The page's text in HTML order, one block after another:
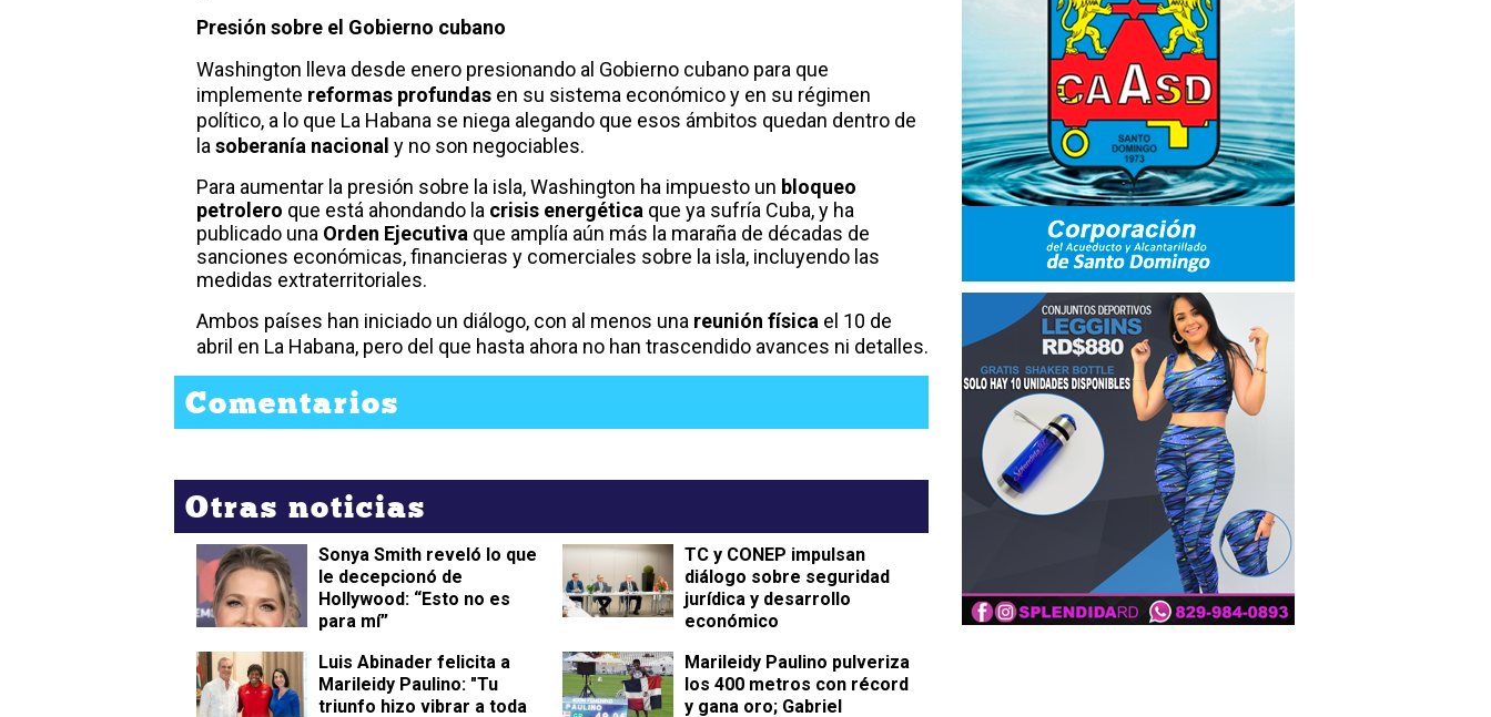
Presión sobre el Gobierno cubano
Washington lleva desde enero presionando al Gobierno cubano para que
implemente reformas profundas en su sistema económico y en su régimen
político, a lo que La Habana se niega alegando que esos ámbitos quedan dentro de
la soberanía nacional y no son negociables.
Para aumentar la presión sobre la isla, Washington ha impuesto un bloqueo
petrolero que está ahondando la crisis energética que ya sufría Cuba, y ha
publicado una Orden Ejecutiva que amplía aún más la maraña de décadas de
sanciones económicas, financieras y comerciales sobre la isla, incluyendo las
medidas extraterritoriales.
Ambos países han iniciado un diálogo, con al menos una reunión física el 10 de
abril en La Habana, pero del que hasta ahora no han trascendido avances ni detalles.
Comentarios
Otras noticias
Sonya Smith reveló lo que
le decepcionó de
Hollywood: “Esto no es
para mí”
TC y CONEP impulsan
diálogo sobre seguridad
jurídica y desarrollo
económico
Luis Abinader felicita a
Marileidy Paulino: "Tu
triunfo hizo vibrar a toda
Marileidy Paulino pulveriza
los 400 metros con récord
y gana oro; Gabriel